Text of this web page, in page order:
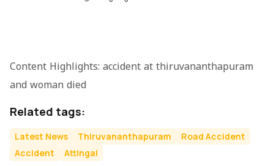
Content Highlights: accident at thiruvananthapuram
and woman died
Related tags:
Latest News Thiruvananthapuram
Road Accident
Accident
Attingal